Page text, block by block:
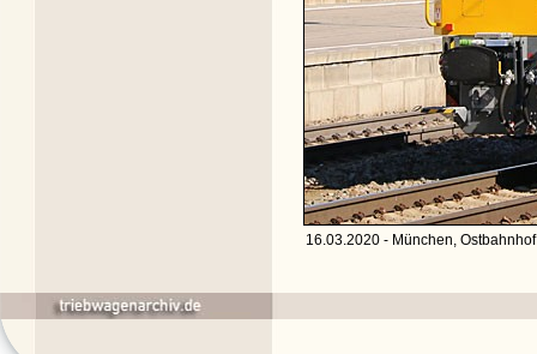
16.03.2020 - München,